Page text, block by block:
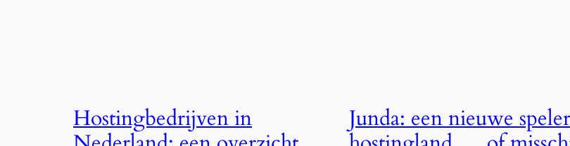
Hostingbedrijven in
Junda: een nieuwe